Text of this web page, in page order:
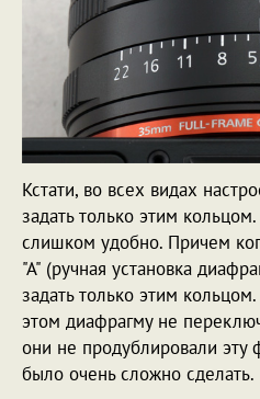
Кстати, во всех видах
задать только этим
слишком удобно. Причем
"А" (ручная установка
задать только этим
этом диафрагму не
они не продублировали эту
было очень сложно сделать.